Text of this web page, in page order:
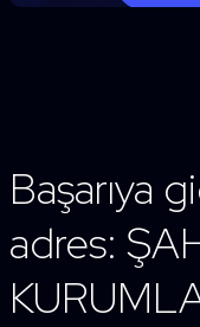
Başarıya
adres: